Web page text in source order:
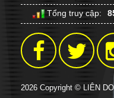
Tổng truy cập:
2026 Copyright © LIÊN